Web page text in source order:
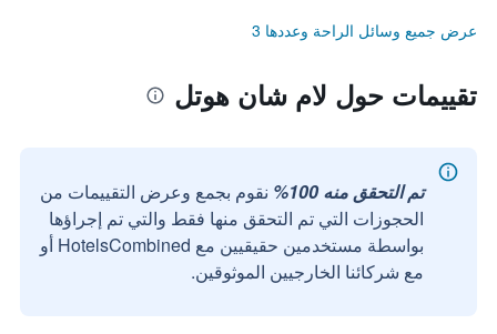
عرض جميع وسائل الراحة وعددها 3
تقييمات حول لام شان هوتل
تم التحقق منه 100%
نقوم بجمع وعرض التقييمات من
الحجوزات التي تم التحقق منها فقط والتي تم إجراؤها
بواسطة مستخدمين حقيقيين مع HotelsCombined أو
مع شركائنا الخارجيين الموثوقين.